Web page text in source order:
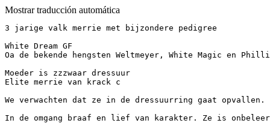
Mostrar traducción automática
3 jarige valk merrie met bijzondere pedigree
White Dream GF
Oa de bekende hengsten Weltmeyer, White Magic en
Moeder is zzzwaar dressuur
Elite merrie van krack c
We verwachten dat ze in de dressuurring gaat
In de omgang braaf en lief van karakter. Ze is